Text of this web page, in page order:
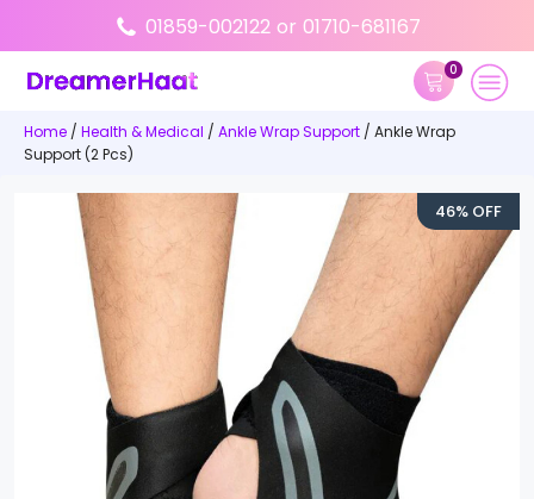
01859-002122 or 01710-681167
0
Home / Health & Medical / Ankle Wrap Support / Ankle Wrap
Support (2 Pcs)
46% OFF